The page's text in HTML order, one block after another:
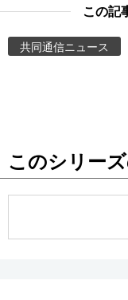
People
この記
共同通信ニュース
このシリー